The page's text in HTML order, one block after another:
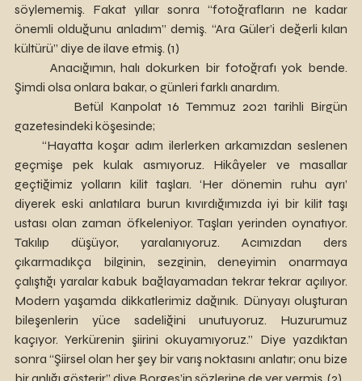
söylememiş. Fakat yıllar sonra “fotoğrafların ne kadar
önemli olduğunu anladım” demiş. “Ara Güler’i değerli kılan
kültürü” diye de ilave etmiş. (1)
Şimdi olsa onlara bakar, o günleri farklı anardım.
gazetesindeki köşesinde;
geçmişe pek kulak asmıyoruz. Hikâyeler ve masallar
geçtiğimiz yolların kilit taşları. ‘Her dönemin ruhu ayrı’
diyerek eski anlatılara burun kıvırdığımızda iyi bir kilit taşı
ustası olan zaman öfkeleniyor. Taşları yerinden oynatıyor.
Takılıp düşüyor, yaralanıyoruz. Acımızdan ders
çıkarmadıkça bilginin, sezginin, deneyimin onarmaya
çalıştığı yaralar kabuk bağlayamadan tekrar tekrar açılıyor.
Modern yaşamda dikkatlerimiz dağınık. Dünyayı oluşturan
bileşenlerin yüce sadeliğini unutuyoruz. Huzurumuz
kaçıyor. Yerkürenin şiirini okuyamıyoruz.” Diye yazdıktan
sonra “Şiirsel olan her şey bir varış noktasını anlatır; onu bize